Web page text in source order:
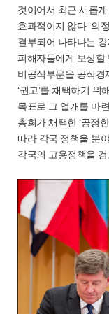
것이어서 최근 새롭
효과적이지 않다. 의
결부되어 나타나는
피해자들에게 보상할
비공식부문을 공식경
‘권고’를 채택하기
목표로 그 얼개를 마
총회가 채택한 ‘공정
따라 각국 정책을 분
각국의 고용정책을 검